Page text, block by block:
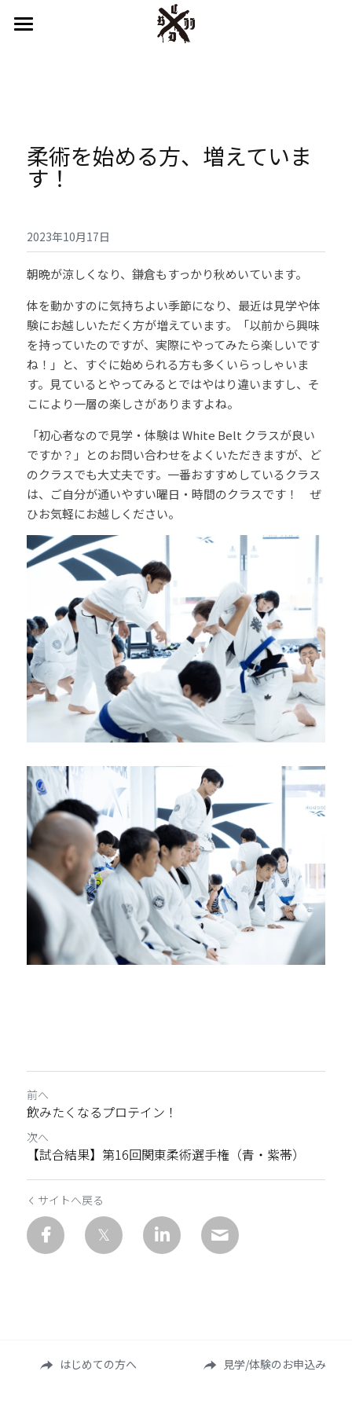
インストラクター
システム＆プライス
スケジュール
アクセス
English
キッズプログラム
柔術を始める方、増えていま
す！
2023年10月17日
朝晩が涼しくなり、鎌倉もすっかり秋めいています。
体を動かすのに気持ちよい季節になり、最近は見学や体
験にお越しいただく方が増えています。「以前から興味
を持っていたのですが、実際にやってみたら楽しいです
ね！」と、すぐに始められる方も多くいらっしゃいま
す。見ているとやってみるとではやはり違いますし、そ
こにより一層の楽しさがありますよね。
「初心者なので見学・体験は White Belt クラスが良い
ですか？」とのお問い合わせをよくいただきますが、ど
のクラスでも大丈夫です。一番おすすめしているクラス
は、ご自分が通いやすい曜日・時間のクラスです！　ぜ
ひお気軽にお越しください。
前へ
飲みたくなるプロテイン！
次へ
【試合結果】第16回関東柔術選手権（青・紫帯）
サイトへ戻る
はじめての方へ 見学/体験のお申込み